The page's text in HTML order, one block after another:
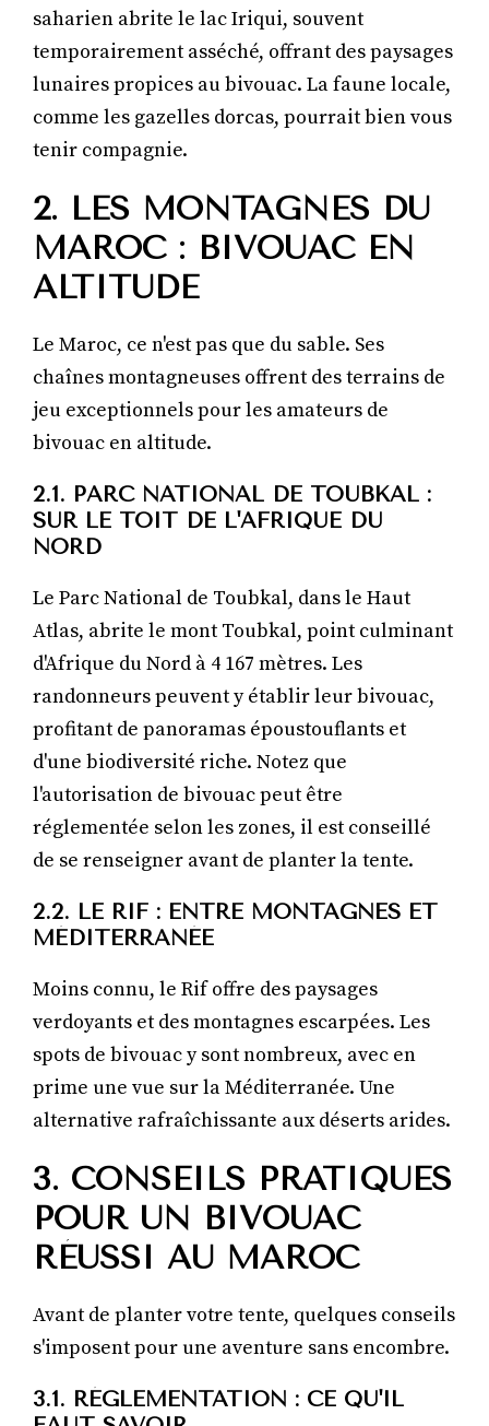
saharien abrite le lac Iriqui, souvent
temporairement asséché, offrant des paysages
lunaires propices au bivouac. La faune locale,
comme les gazelles dorcas, pourrait bien vous
tenir compagnie.
2. LES MONTAGNES DU
MAROC : BIVOUAC EN
ALTITUDE
Le Maroc, ce n'est pas que du sable. Ses
chaînes montagneuses offrent des terrains de
jeu exceptionnels pour les amateurs de
bivouac en altitude.
2.1. PARC NATIONAL DE TOUBKAL :
SUR LE TOIT DE L'AFRIQUE DU
NORD
Le Parc National de Toubkal, dans le Haut
Atlas, abrite le mont Toubkal, point culminant
d'Afrique du Nord à 4 167 mètres. Les
randonneurs peuvent y établir leur bivouac,
profitant de panoramas époustouflants et
d'une biodiversité riche. Notez que
l'autorisation de bivouac peut être
réglementée selon les zones, il est conseillé
de se renseigner avant de planter la tente.
2.2. LE RIF : ENTRE MONTAGNES ET
MÉDITERRANÉE
Moins connu, le Rif offre des paysages
verdoyants et des montagnes escarpées. Les
spots de bivouac y sont nombreux, avec en
prime une vue sur la Méditerranée. Une
alternative rafraîchissante aux déserts arides.
3. CONSEILS PRATIQUES
POUR UN BIVOUAC
RÉUSSI AU MAROC
Avant de planter votre tente, quelques conseils
s'imposent pour une aventure sans encombre.
3.1. RÉGLEMENTATION : CE QU'IL